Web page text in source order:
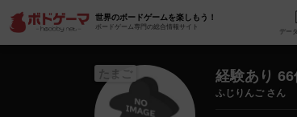
世界のボードゲームを楽しもう！
ボードゲーム専門の総合情報サイト
たまご 経験あり 66
ふじりんご さん